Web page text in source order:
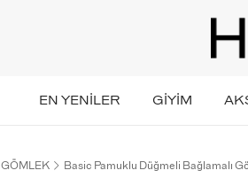
EN YENİLER GİYİM
GÖMLEK Basic Pamuklu Düğmeli Bağlamalı